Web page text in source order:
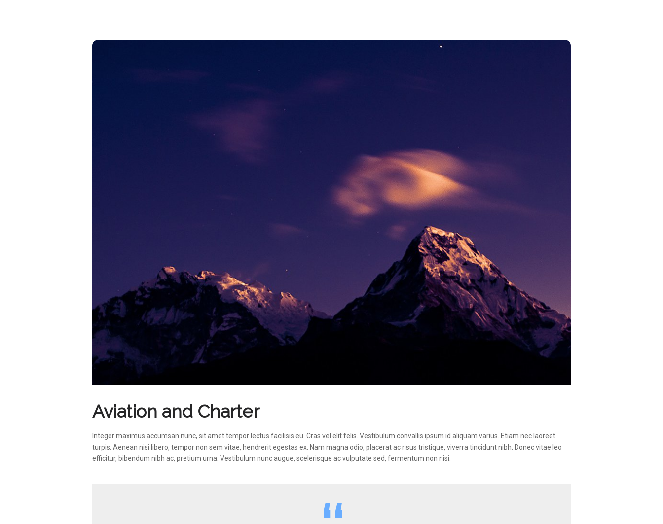
Aviation and Charter
Integer maximus accumsan nunc, sit amet tempor lectus facilisis eu. Cras vel elit felis. Vestibulum convallis ipsum id aliquam varius. Etiam nec laoreet
turpis. Aenean nisi libero, tempor non sem vitae, hendrerit egestas ex. Nam magna odio, placerat ac risus tristique, viverra tincidunt nibh. Donec vitae leo
efficitur, bibendum nibh ac, pretium urna. Vestibulum nunc augue, scelerisque ac vulputate sed, fermentum non nisi.